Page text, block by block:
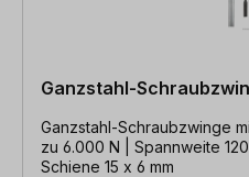
Ganzstahl-
Ganzstahl-Schraubzwinge
zu 6.000 N | Spannweite
Schiene 15 x 6 mm